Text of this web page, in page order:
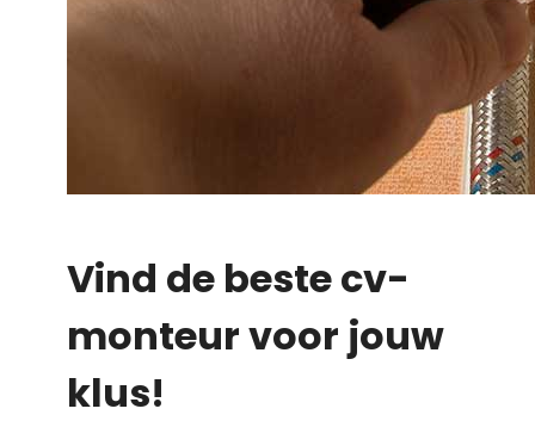
Vind de beste cv-
monteur voor jouw
klus!